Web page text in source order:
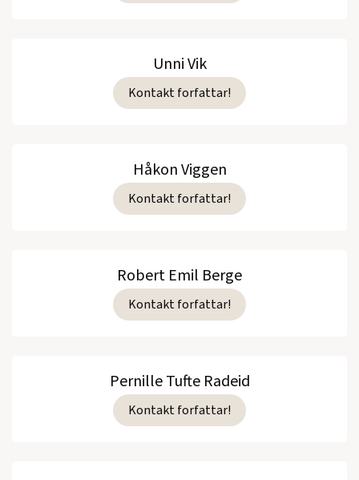
Unni Vik
Kontakt forfattar!
Håkon Viggen
Kontakt forfattar!
Robert Emil Berge
Kontakt forfattar!
Pernille Tufte Radeid
Kontakt forfattar!